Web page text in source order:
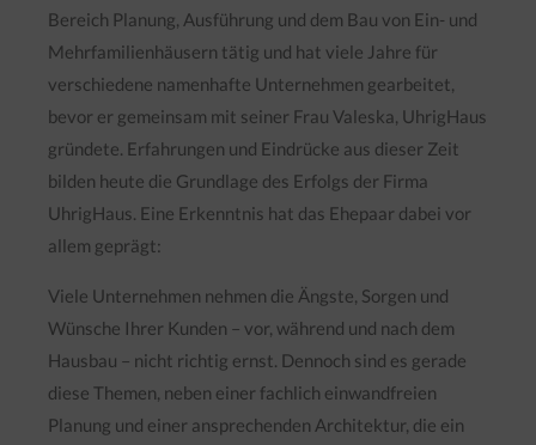
Bereich Planung, Ausführung und dem Bau von Ein- und
Mehrfamilienhäusern tätig und hat viele Jahre für
verschiedene namenhafte Unternehmen gearbeitet,
bevor er gemeinsam mit seiner Frau Valeska, UhrigHaus
gründete. Erfahrungen und Eindrücke aus dieser Zeit
bilden heute die Grundlage des Erfolgs der Firma
UhrigHaus. Eine Erkenntnis hat das Ehepaar dabei vor
allem geprägt:
Viele Unternehmen nehmen die Ängste, Sorgen und
Wünsche Ihrer Kunden – vor, während und nach dem
Hausbau – nicht richtig ernst. Dennoch sind es gerade
diese Themen, neben einer fachlich einwandfreien
Planung und einer ansprechenden Architektur, die ein